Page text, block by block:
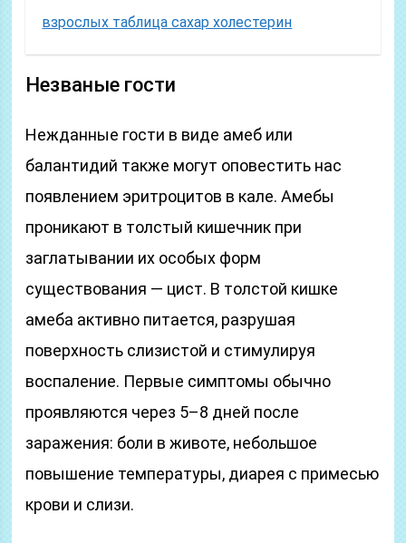
взрослых таблица сахар холестерин
Незваные гости
Нежданные гости в виде амеб или
балантидий также могут оповестить нас
появлением эритроцитов в кале. Амебы
проникают в толстый кишечник при
заглатывании их особых форм
существования — цист. В толстой кишке
амеба активно питается, разрушая
поверхность слизистой и стимулируя
воспаление. Первые симптомы обычно
проявляются через 5–8 дней после
заражения: боли в животе, небольшое
повышение температуры, диарея с примесью
крови и слизи.